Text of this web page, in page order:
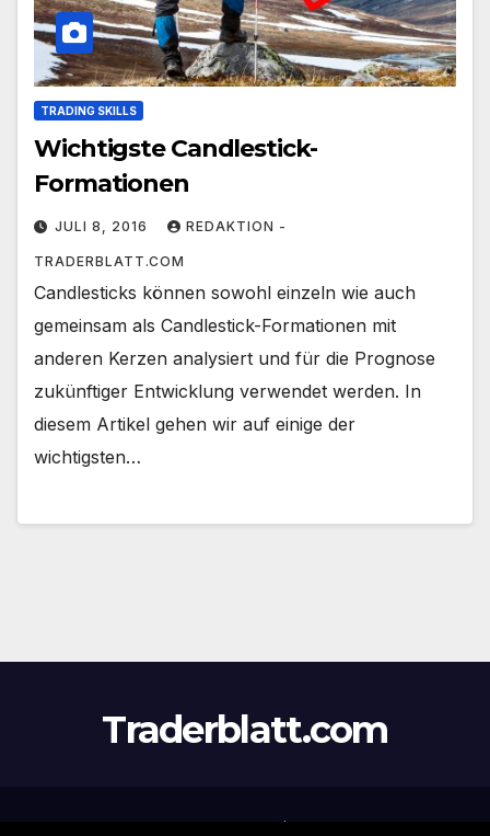
TRADING SKILLS
Wichtigste Candlestick-
Formationen
JULI 8, 2016 REDAKTION -
TRADERBLATT.COM
Candlesticks können sowohl einzeln wie auch
gemeinsam als Candlestick-Formationen mit
anderen Kerzen analysiert und für die Prognose
zukünftiger Entwicklung verwendet werden. In
diesem Artikel gehen wir auf einige der
wichtigsten…
Traderblatt.com